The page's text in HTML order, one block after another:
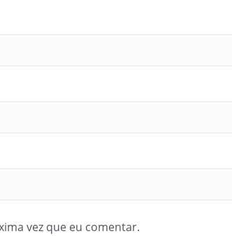
vez que eu comentar.